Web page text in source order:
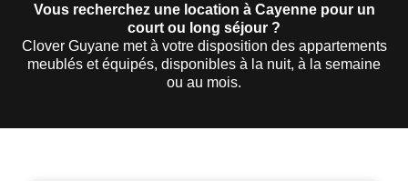
Vous recherchez une location à Cayenne pour un
court ou long séjour ?
Clover Guyane met à votre disposition des appartements
meublés et équipés, disponibles à la nuit, à la semaine
ou au mois.